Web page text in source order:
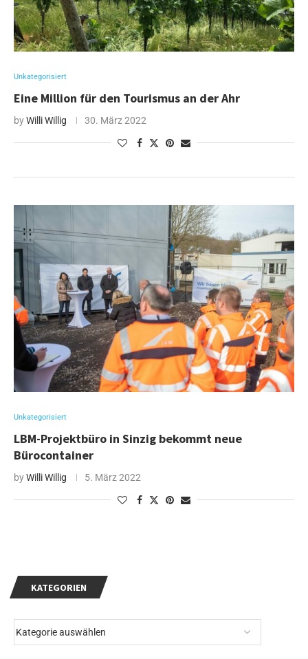
Unkategorisiert
Eine Million für den Tourismus an der Ahr
byWilli Willig 30. März 2022
Unkategorisiert
LBM-Projektbüro in Sinzig bekommt neue
Bürocontainer
byWilli Willig 5. März 2022
KATEGORIEN